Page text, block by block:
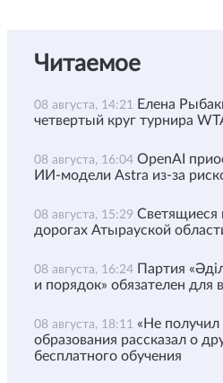
Читаемое
08 августа, 14:21
Елена
четвертый круг турнира
08 августа, 16:04 OpenAI
ИИ-модели Astra из-за
08 августа, 15:29 Светящиеся
дорогах Атырауской
08 августа, 16:24 Партия
и порядок» обязателен для
08 августа, 18:11 «Не получил
образования рассказал о
бесплатного обучения